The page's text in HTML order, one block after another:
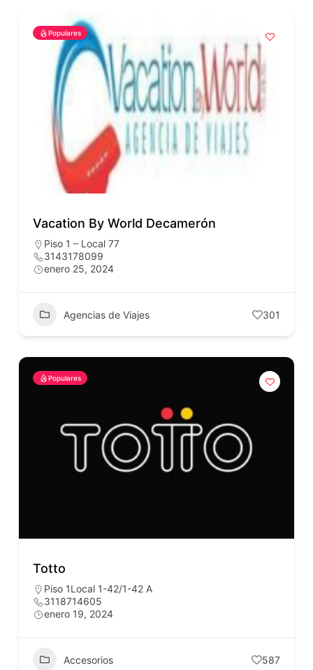
Populares
Vacation By World Decamerón
Piso 1 – Local 77
3143178099
enero 25, 2024
Agencias de Viajes 301
Populares
Totto
Piso 1Local 1-42/1-42 A
3118714605
enero 19, 2024
Accesorios 587